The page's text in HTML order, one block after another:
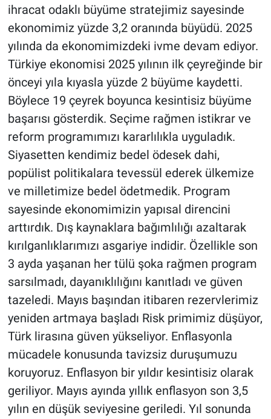
ihracat odaklı büyüme stratejimiz sayesinde
ekonomimiz yüzde 3,2 oranında büyüdü. 2025
yılında da ekonomimizdeki ivme devam ediyor.
Türkiye ekonomisi 2025 yılının ilk çeyreğinde bir
önceyi yıla kıyasla yüzde 2 büyüme kaydetti.
Böylece 19 çeyrek boyunca kesintisiz büyüme
başarısı gösterdik. Seçime rağmen istikrar ve
reform programımızı kararlılıkla uyguladık.
Siyasetten kendimiz bedel ödesek dahi,
popülist politikalara tevessül ederek ülkemize
ve milletimize bedel ödetmedik. Program
sayesinde ekonomimizin yapısal direncini
arttırdık. Dış kaynaklara bağımlılığı azaltarak
kırılganlıklarımızı asgariye indidir. Özellikle son
3 ayda yaşanan her tülü şoka rağmen program
sarsılmadı, dayanıklılığını kanıtladı ve güven
tazeledi. Mayıs başından itibaren rezervlerimiz
yeniden artmaya başladı Risk primimiz düşüyor,
Türk lirasına güven yükseliyor. Enflasyonla
mücadele konusunda tavizsiz duruşumuzu
koruyoruz. Enflasyon bir yıldır kesintisiz olarak
geriliyor. Mayıs ayında yıllık enflasyon son 3,5
yılın en düşük seviyesine geriledi. Yıl sonunda